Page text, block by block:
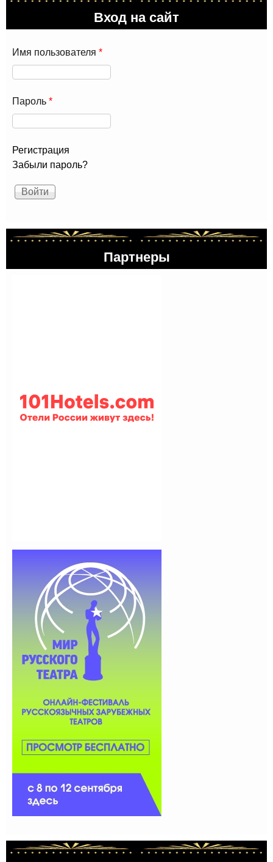
Вход на сайт
Имя пользователя *
Пароль *
Регистрация
Забыли пароль?
Партнеры